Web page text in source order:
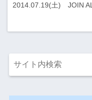
2014.07.19(土) JOIN